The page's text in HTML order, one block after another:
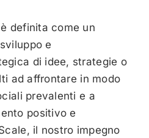
definita come un
e
di idee, strategie o
ad affrontare in modo
prevalenti e a
positivo e
il nostro impegno